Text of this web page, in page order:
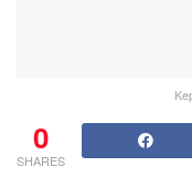
0
SHARES